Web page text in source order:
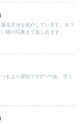
る方法を紹介しています。オス
猫の写真まで楽しめます。
もより寝坊です(*^-^*)あ、空く